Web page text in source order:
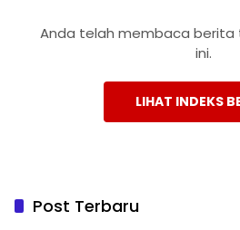
Anda telah membaca berita
ini.
LIHAT INDEKS
Post Terbaru